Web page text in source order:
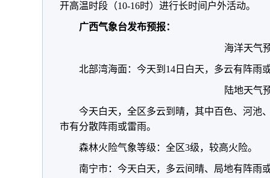
开高温时段（10-16时）进行长时间户外活动。
广西气象台发布预报：
海洋天气
北部湾海面：今天到14日白天，多云有阵雨
陆地天气
今天白天，全区多云到晴，其中百色、河池
市有分散阵雨或雷雨。
森林火险气象等级：全区3级，较高火险。
南宁市：今天白天，多云间晴、局地有阵雨